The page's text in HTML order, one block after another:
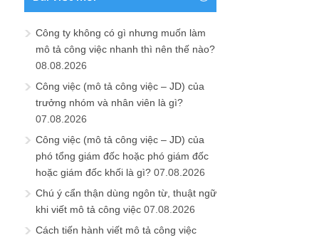
Công ty không có gì nhưng muốn làm
mô tả công việc nhanh thì nên thế nào?
08.08.2026
Công việc (mô tả công việc – JD) của
trưởng nhóm và nhân viên là gì?
07.08.2026
Công việc (mô tả công việc – JD) của
phó tổng giám đốc hoặc phó giám đốc
hoặc giám đốc khối là gì? 07.08.2026
Chú ý cẩn thận dùng ngôn từ, thuật ngữ
khi viết mô tả công việc 07.08.2026
Cách tiến hành viết mô tả công việc